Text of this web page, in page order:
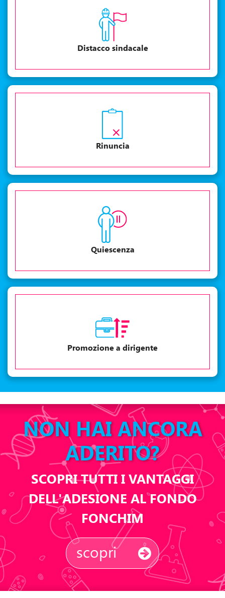
Distacco sindacale
Rinuncia
Quiescenza
Promozione a dirigente
NON HAI ANCORA
ADERITO?
SCOPRI TUTTI I VANTAGGI
DELL'ADESIONE AL FONDO
FONCHIM
scopri